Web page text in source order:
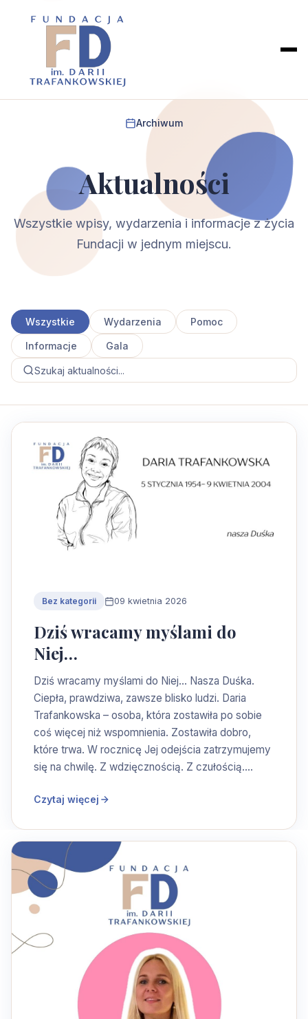
Archiwum
Aktualności
Wszystkie wpisy, wydarzenia i informacje z życia
Fundacji w jednym miejscu.
Wszystkie Wydarzenia Pomoc
Informacje Gala
Bez kategorii 09 kwietnia 2026
Dziś wracamy myślami do
Niej…
Dziś wracamy myślami do Niej… Nasza Duśka.
Ciepła, prawdziwa, zawsze blisko ludzi. Daria
Trafankowska – osoba, która zostawiła po sobie
coś więcej niż wspomnienia. Zostawiła dobro,
które trwa. W rocznicę Jej odejścia zatrzymujemy
się na chwilę. Z wdzięcznością. Z czułością.…
Czytaj więcej